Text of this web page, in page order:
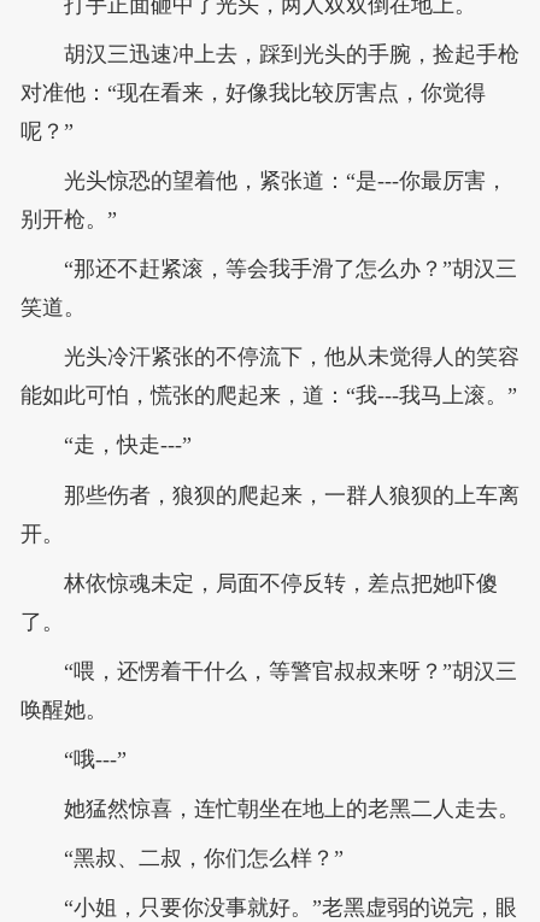
胡汉三迅速冲上去，踩到光头的手腕，捡起手枪
对准他：“现在看来，好像我比较厉害点，你觉得
呢？”
光头惊恐的望着他，紧张道：“是---你最厉害，
别开枪。”
“那还不赶紧滚，等会我手滑了怎么办？”胡汉三
笑道。
光头冷汗紧张的不停流下，他从未觉得人的笑容
能如此可怕，慌张的爬起来，道：“我---我马上滚。”
“走，快走---”
那些伤者，狼狈的爬起来，一群人狼狈的上车离
开。
林依惊魂未定，局面不停反转，差点把她吓傻
了。
“喂，还愣着干什么，等警官叔叔来呀？”胡汉三
唤醒她。
“哦---”
她猛然惊喜，连忙朝坐在地上的老黑二人走去。
“黑叔、二叔，你们怎么样？”
“小姐，只要你没事就好。”老黑虚弱的说完，眼